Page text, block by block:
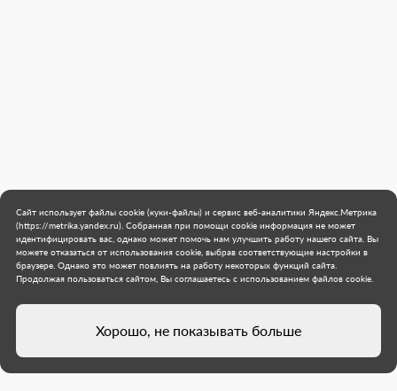
Сайт использует файлы cookie (куки-файлы) и сервис веб-аналитики Яндекс.Метрика
(https://metrika.yandex.ru). Собранная при помощи cookie информация не может
идентифицировать вас, однако может помочь нам улучшить работу нашего сайта. Вы
можете отказаться от использования cookie, выбрав соответствующие настройки в
браузере. Однако это может повлиять на работу некоторых функций сайта.
Продолжая пользоваться сайтом, Вы соглашаетесь с использованием файлов cookie.
Хорошо, не показывать больше